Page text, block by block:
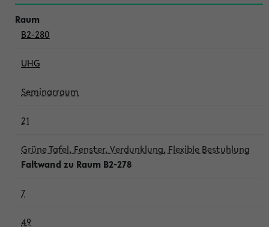
B2-280
UHG
Seminarraum
21
Grüne Tafel, Fenster, Verdunklung, Flexible Bestuhlung
Faltwand zu Raum B2-278
7
49